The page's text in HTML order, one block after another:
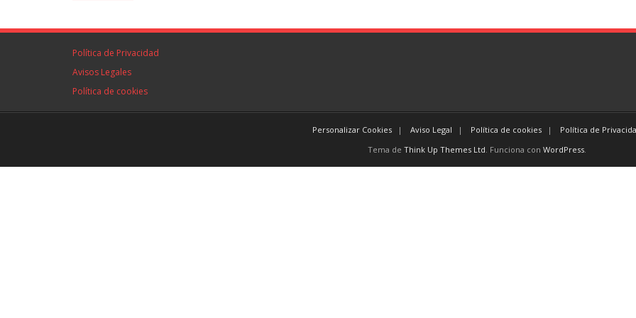
Política de Privacidad
Avisos Legales
Política de cookies
Personalizar Cookies Aviso Legal Política de cookies
Política de
Tema de Think Up Themes Ltd. Funciona con WordPress.